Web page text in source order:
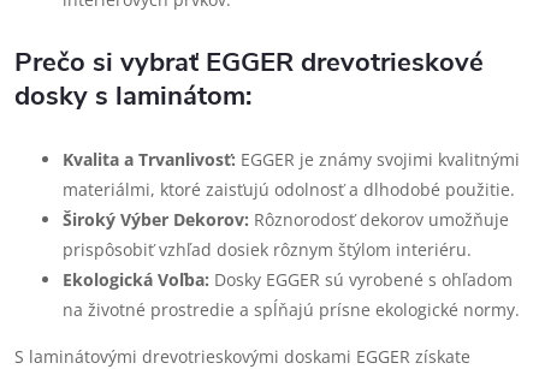
Prečo si vybrať EGGER drevotrieskové
dosky s laminátom:
Kvalita a Trvanlivosť: EGGER je známy svojimi kvalitnými
materiálmi, ktoré zaisťujú odolnosť a dlhodobé použitie.
Široký Výber Dekorov: Rôznorodosť dekorov umožňuje
prispôsobiť vzhľad dosiek rôznym štýlom interiéru.
Ekologická Voľba: Dosky EGGER sú vyrobené s ohľadom
na životné prostredie a spĺňajú prísne ekologické normy.
S laminátovými drevotrieskovými doskami EGGER získate